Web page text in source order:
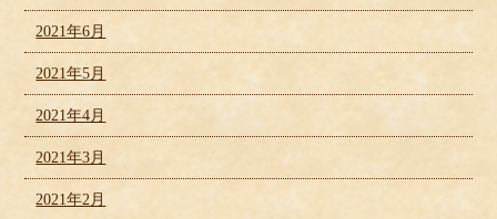
2021年6月
2021年5月
2021年4月
2021年3月
2021年2月